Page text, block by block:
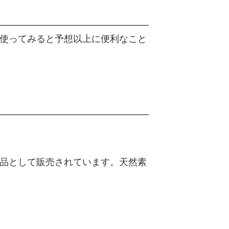
ってみると予想以上に便利なこと
として販売されています。天然素